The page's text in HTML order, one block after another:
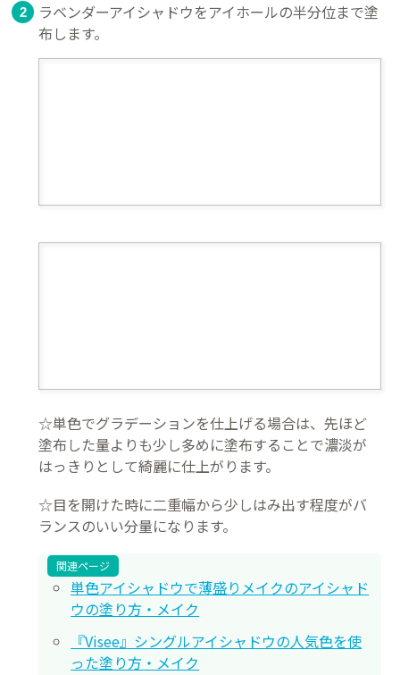
ラベンダーアイシャドウをアイホールの半分位まで塗
布します。
☆単色でグラデーションを仕上げる場合は、先ほど
塗布した量よりも少し多めに塗布することで濃淡が
はっきりとして綺麗に仕上がります。
☆目を開けた時に二重幅から少しはみ出す程度がバ
ランスのいい分量になります。
関連ページ
単色アイシャドウで薄盛りメイクのアイシャド
ウの塗り方・メイク
『Visee』シングルアイシャドウの人気色を使
った塗り方・メイク